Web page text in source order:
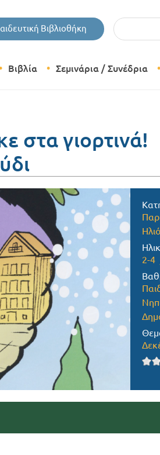
Βιβλιοθήκη
Βιβλία
Bazaar
Σεμινάρια / Συνέδρια
στα γιορτινά!
2-4